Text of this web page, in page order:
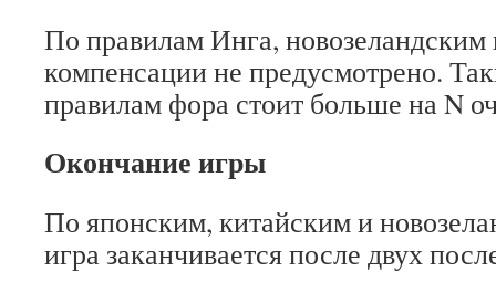
По правилам Инга, новозеландским
компенсации не предусмотрено.
правилам фора стоит больше на N
Окончание игры
По японским, китайским и
игра заканчивается после двух